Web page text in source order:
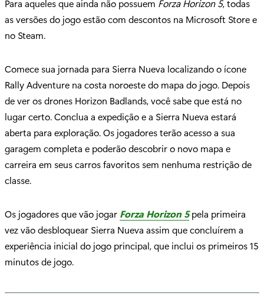
Para aqueles que ainda não possuem Forza Horizon 5, todas
as versões do jogo estão com descontos na Microsoft Store e
no Steam.
Comece sua jornada para Sierra Nueva localizando o ícone
Rally Adventure na costa noroeste do mapa do jogo. Depois
de ver os drones Horizon Badlands, você sabe que está no
lugar certo. Conclua a expedição e a Sierra Nueva estará
aberta para exploração. Os jogadores terão acesso a sua
garagem completa e poderão descobrir o novo mapa e
carreira em seus carros favoritos sem nenhuma restrição de
classe.
Os jogadores que vão jogar Forza Horizon 5pela primeira
vez vão desbloquear Sierra Nueva assim que concluírem a
experiência inicial do jogo principal, que inclui os primeiros 15
minutos de jogo.